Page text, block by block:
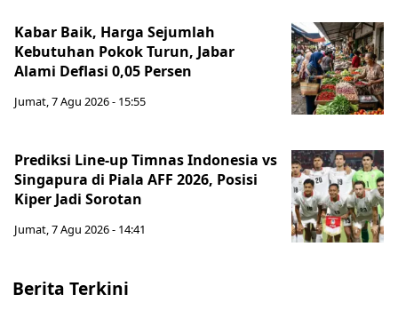
Kabar Baik, Harga Sejumlah
Kebutuhan Pokok Turun, Jabar
Alami Deflasi 0,05 Persen
Jumat, 7 Agu 2026 - 15:55
Prediksi Line-up Timnas Indonesia vs
Singapura di Piala AFF 2026, Posisi
Kiper Jadi Sorotan
Jumat, 7 Agu 2026 - 14:41
Berita Terkini